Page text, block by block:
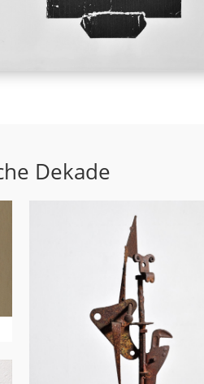
Dekade